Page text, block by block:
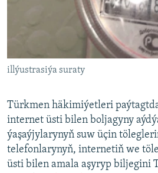
illýustrasiýa suraty
Türkmen häkimiýetleri
internet üsti bilen boljagyny
ýaşaýjylarynyň suw üçin
telefonlarynyň, internetiň we
üsti bilen amala aşyryp biljegini